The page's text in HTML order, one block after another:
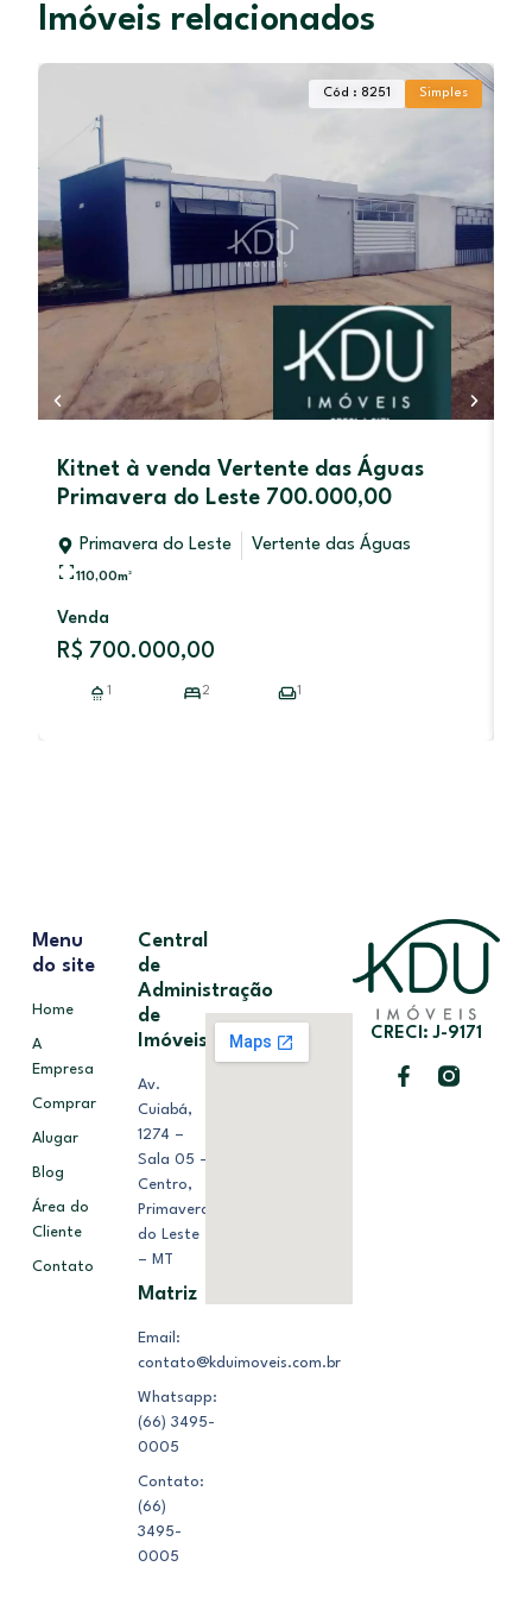
Imóveis relacionados
Cód : 8251 Simples
Kitnet à venda Vertente das Águas
Primavera do Leste 700.000,00
Primavera do Leste Vertente das Águas
110,00m²
Venda
R$ 700.000,00
1 2 1
CRECI: J-9171
Menu
do site
Home
A
Empresa
Comprar
Alugar
Blog
Área do
Cliente
Contato
Central
de
Administração
de
Imóveis
Av.
Cuiabá,
1274 –
Sala 05 –
Centro,
Primavera
do Leste
– MT
Matriz
Email:
contato@kduimoveis.com.br
Whatsapp:
(66) 3495-
0005
Contato:
(66)
3495-
0005